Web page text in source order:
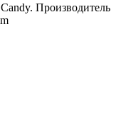
Производитель